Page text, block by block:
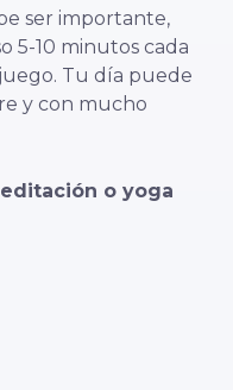
ser importante,
5-10 minutos cada
Tu día puede
y con mucho
o yoga